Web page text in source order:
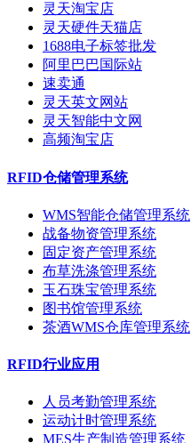
灵天淘宝店
灵天硬件天猫店
1688电子标签批发
阿里巴巴国际站
速卖通
灵天英文网站
灵天智能中文网
高频淘宝店
RFID仓储管理系统
WMS智能仓储管理系统
战备物资管理系统
固定资产管理系统
布草洗涤管理系统
玉石珠宝管理系统
图书馆管理系统
茶酒WMS仓库管理系统
RFID行业应用
人员考勤管理系统
运动计时管理系统
MES生产制造管理系统